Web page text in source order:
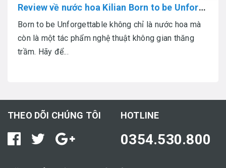
Review về nước hoa Kilian Born to be Unforgettable
Born to be Unforgettable không chỉ là nước hoa mà
còn là một tác phẩm nghệ thuật không gian thăng
trầm. Hãy để...
THEO DÕI CHÚNG TÔI HOTLINE
0354.530.800